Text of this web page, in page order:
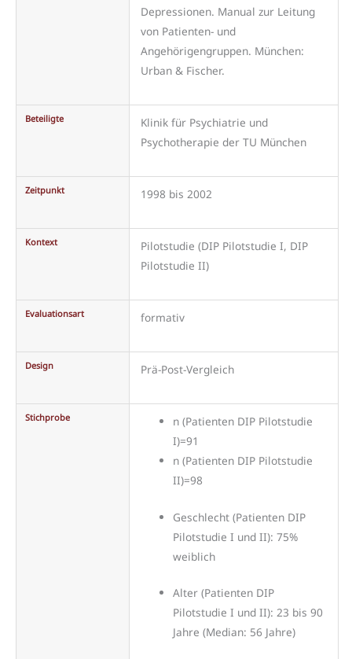
Depressionen. Manual zur Leitung
von Patienten- und
Angehörigengruppen. München:
Urban & Fischer.
Beteiligte
Klinik für Psychiatrie und
Psychotherapie der TU München
Zeitpunkt 1998 bis 2002
Kontext
Pilotstudie (DIP Pilotstudie I, DIP
Pilotstudie II)
Evaluationsart formativ
Design Prä-Post-Vergleich
Stichprobe
n (Patienten DIP Pilotstudie
I)=91
n (Patienten DIP Pilotstudie
II)=98
Geschlecht (Patienten DIP
Pilotstudie I und II): 75%
weiblich
Alter (Patienten DIP
Pilotstudie I und II): 23 bis 90
Jahre (Median: 56 Jahre)